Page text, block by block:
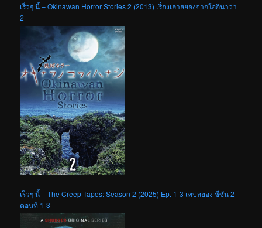
เร็วๆ นี้ – Okinawan Horror Stories 2 (2013) เรื่องเล่าสยองจากโอกินาว่า
2
เร็วๆ นี้ – The Creep Tapes: Season 2 (2025) Ep. 1-3 เทปสยอง ซีซัน 2
ตอนที่ 1-3